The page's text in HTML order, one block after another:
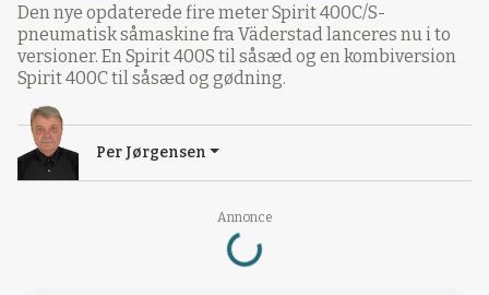
Annonce
Loading...
Den nye opdaterede fire meter Spirit 400C/S-
pneumatisk såmaskine fra Väderstad lanceres nu i to
versioner. En Spirit 400S til såsæd og en kombiversion
Spirit 400C til såsæd og gødning.
Per Jørgensen